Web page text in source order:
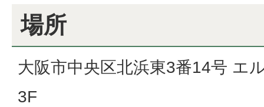
場所
大阪市中央区北浜東3番14号 エ
3F